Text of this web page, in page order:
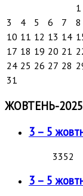
1
3
4 5 6 7 8
10 11 12 13 14
17 18 19 20 21
24 25 26 27 28
31
ЖОВТЕНЬ-2025
3 – 5
3352
3 – 5